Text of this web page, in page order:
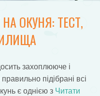
ОКУНЯ: ТЕСТ,
захоплююче і
підібрані всі
є однією зЧитати